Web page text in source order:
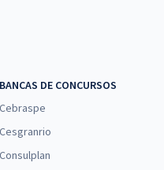
da 5ª Região - Analista
Avaliador Federal
à vista
52,72
(-20%)
BANCAS DE CONCURSOS
Cebraspe
Cesgranrio
Consulplan